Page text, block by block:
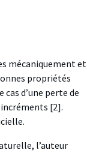
mécaniquement et
propriétés
d’une perte de
[2].
l’auteur